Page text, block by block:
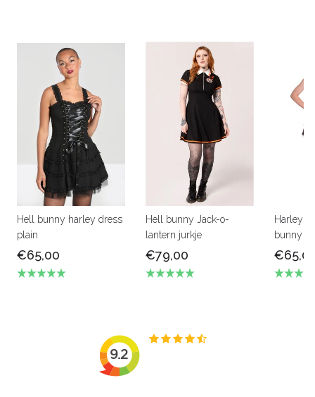
Hell bunny harley dress
plain
€65,00
Hell bunny Jack-o-
lantern jurkje
€79,00
Harley
bunny